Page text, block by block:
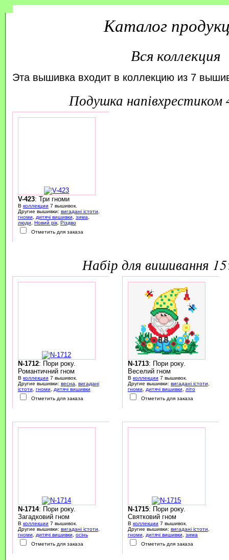
Каталог
Вся коллекция
Эта вышивка входит в коллекцию из 7
подушка
V-423: Три гноми
В коллекции 7 вышивок.
Другие вышивки: вигадані істоти
гноми
дитячі вишивки зима
люди
Новий рік, Різдво
Отметить для заказа
набір для вишивання
N-1712: Пори року.
Романтичний гном
В коллекции 7 вышивок.
Другие вышивки: весна
вигадані
істоти
гноми
дитячі вишивки
Отметить для заказа
N-1713: Пори року.
Веселий гном
В коллекции 7 вышивок.
Другие вышивки: вигадані істоти
гноми
дитячі вишивки
літо
Отметить для заказа
N-1714: Пори року.
Загадковий гном
В коллекции 7 вышивок.
Другие вышивки: вигадані істоти
гноми
дитячі вишивки
осінь
Отметить для заказа
N-1715: Пори року.
Святковий гном
В коллекции 7 вышивок.
Другие вышивки: вигадані істоти
гноми
дитячі вишивки
зима
Отметить для заказа